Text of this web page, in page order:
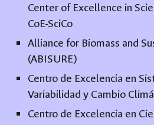
Center of Excellence in
CoE-SciCo
Alliance for Biomass and
(ABISURE)
Centro de Excelencia en
Variabilidad y Cambio
Centro de Excelencia en